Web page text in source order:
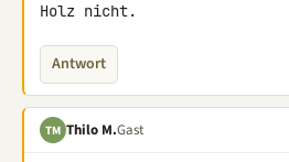
Holz nicht.
Antwort
TM Thilo M.Gast